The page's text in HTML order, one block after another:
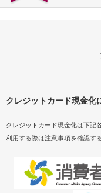
クレジットカード現金化
クレジットカード現金化は下記
利用する際は注意事項を確認す